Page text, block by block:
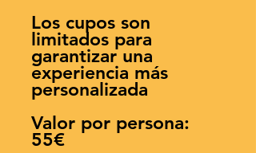
Los cupos son
limitados para
garantizar una
experiencia más
personalizada
Valor por persona:
55€